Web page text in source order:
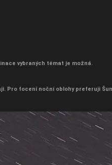
vybraných témat je možná.
Pro focení noční oblohy preferuji